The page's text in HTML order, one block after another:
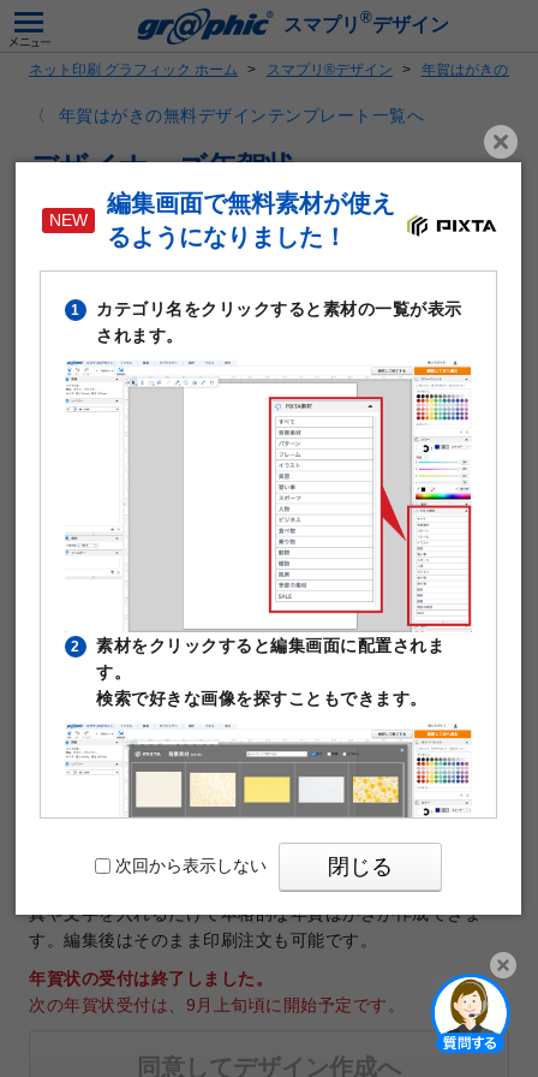
スマプリ ®デザイン
ネット印刷 グラフィック ホーム スマプリ®デザイン 年賀はがきの無
年賀はがきの無料デザインテンプレート一覧へ
デザイナーズ年賀状
テンプレートNo.36061
商品：年賀はがき
年賀はがきサイズ（100×148mm）
年賀はがき作成に使える無料デザインテンプレートです。写
真や文字を入れるだけで本格的な年賀はがきが作成できま
す。編集後はそのまま印刷注文も可能です。
年賀状の受付は終了しました。
次の年賀状受付は、9月上旬頃に開始予定です。
同意してデザイン作成へ
編集画面で無料素材が使え
るようになりました！
1
カテゴリ名をクリックすると素材の一覧が表示
されます。
2
素材をクリックすると編集画面に配置されま
す。
検索で好きな画像を探すこともできます。
3
PIXTAの透かし文字は印刷時に消えますのでご
次回から表示しない 閉じる
開く